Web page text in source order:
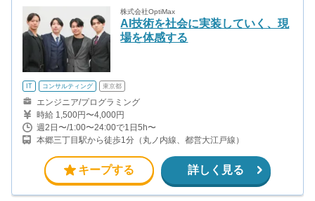
株式会社OptiMax
AI技術を社会に実装していく、現
場を体感する
IT コンサルティング 東京都
エンジニア/プログラミング
時給 1,500円〜4,000円
週2日〜/1:00〜24:00で1日5h〜
本郷三丁目駅から徒歩1分（丸ノ内線、都営大江戸線）
キープする 詳しく見る